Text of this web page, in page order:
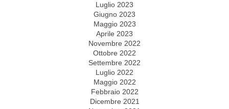
Luglio 2023
Giugno 2023
Maggio 2023
Aprile 2023
Novembre 2022
Ottobre 2022
Settembre 2022
Luglio 2022
Maggio 2022
Febbraio 2022
Dicembre 2021